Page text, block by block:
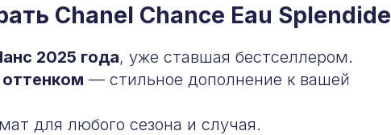
Chanel Chance Eau Splendide
2025 года, уже ставшая бестселлером.
— стильное дополнение к вашей
для любого сезона и случая.